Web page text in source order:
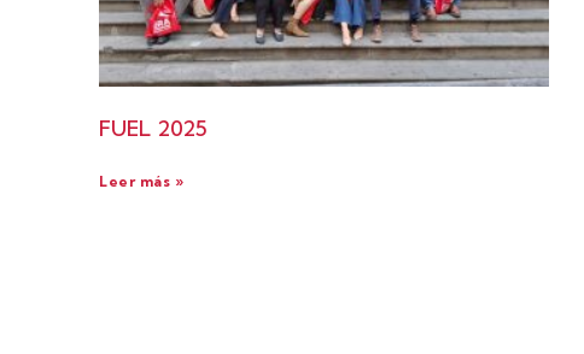
FUEL 2025
Leer más »